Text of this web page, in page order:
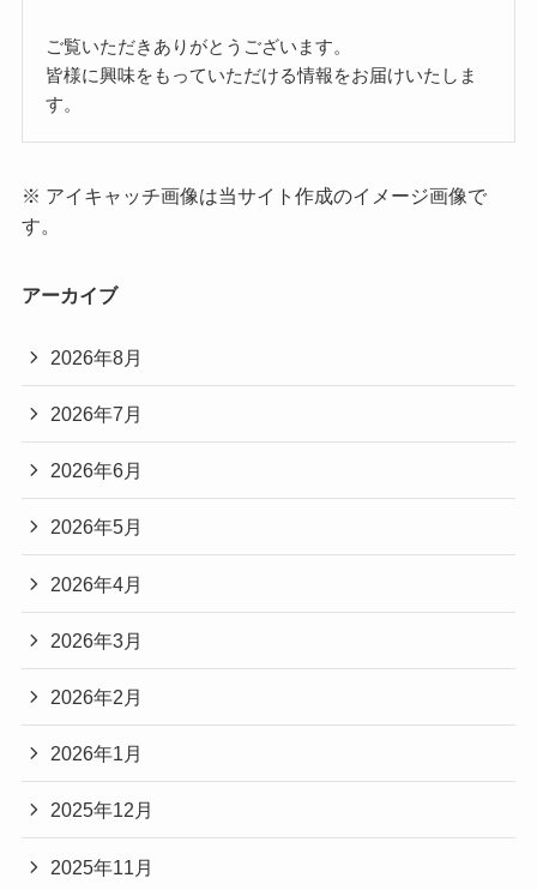
ご覧いただきありがとうございます。
皆様に興味をもっていただける情報をお届けいたしま
す。
※ アイキャッチ画像は当サイト作成のイメージ画像で
す。
アーカイブ
2026年8月
2026年7月
2026年6月
2026年5月
2026年4月
2026年3月
2026年2月
2026年1月
2025年12月
2025年11月